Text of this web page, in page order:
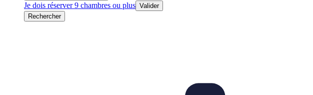
Je dois réserver 9 chambres ou plus Valider
Rechercher